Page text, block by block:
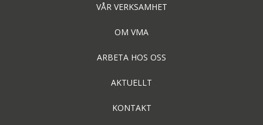
VÅR VERKSAMHET
OM VMA
ARBETA HOS OSS
AKTUELLT
KONTAKT